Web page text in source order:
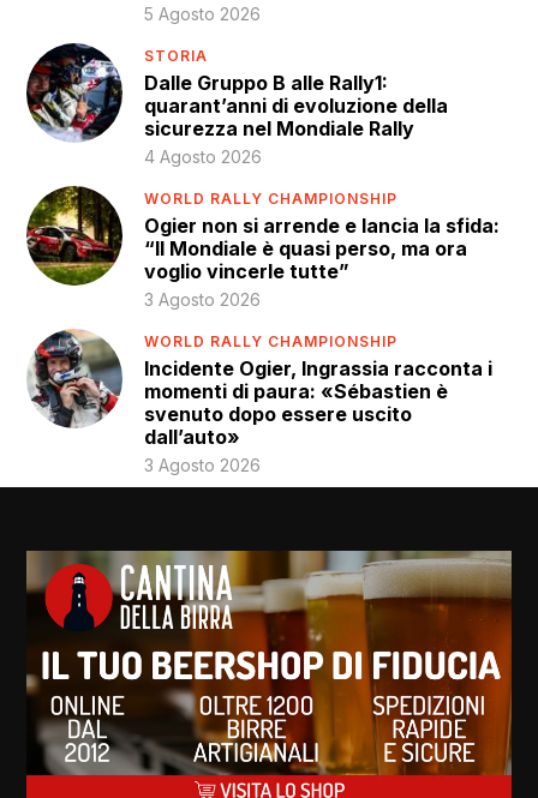
5 Agosto 2026
STORIA
Dalle Gruppo B alle Rally1:
quarant’anni di evoluzione della
sicurezza nel Mondiale Rally
4 Agosto 2026
WORLD RALLY CHAMPIONSHIP
Ogier non si arrende e lancia la sfida:
“Il Mondiale è quasi perso, ma ora
voglio vincerle tutte”
3 Agosto 2026
WORLD RALLY CHAMPIONSHIP
Incidente Ogier, Ingrassia racconta i
momenti di paura: «Sébastien è
svenuto dopo essere uscito
dall’auto»
3 Agosto 2026